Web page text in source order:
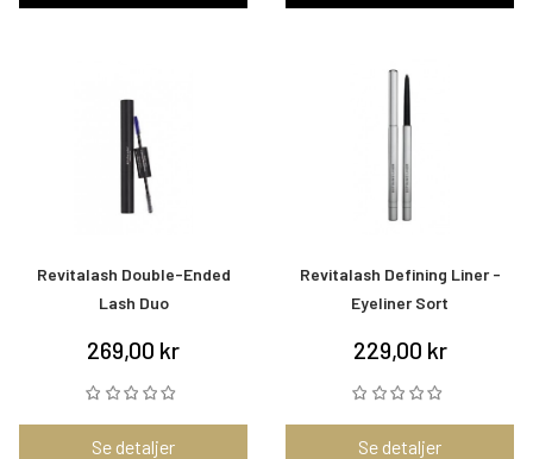
Revitalash Double-Ended
Lash Duo
269,00 kr
Se detaljer
Revitalash Defining Liner -
Eyeliner Sort
229,00 kr
Se detaljer